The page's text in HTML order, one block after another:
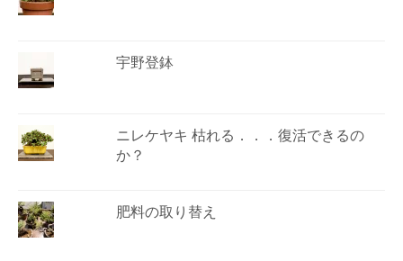
宇野登鉢
ニレケヤキ 枯れる．．．復活できるの
か？
肥料の取り替え